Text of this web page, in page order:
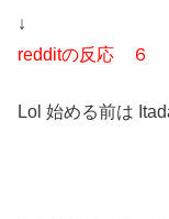
↓
redditの反応 ６
Lol 始める前は